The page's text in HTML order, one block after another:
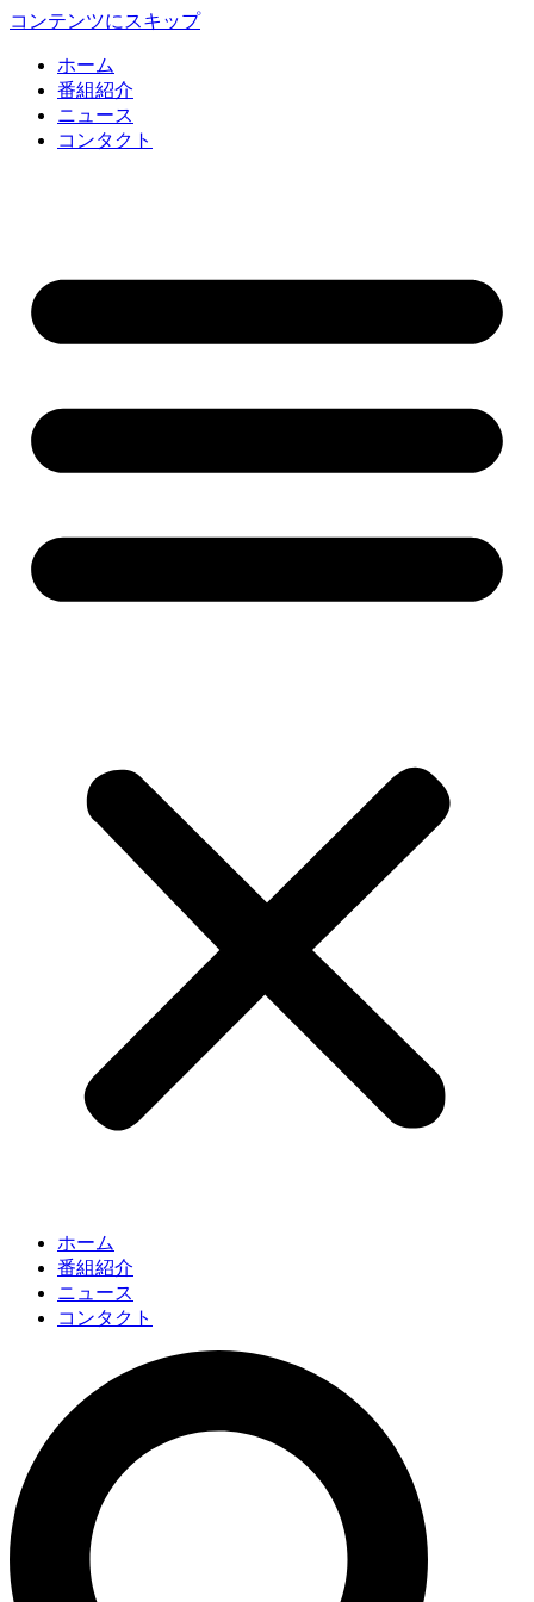
コンテンツにスキップ
ホーム
番組紹介
ニュース
コンタクト
ホーム
番組紹介
ニュース
コンタクト